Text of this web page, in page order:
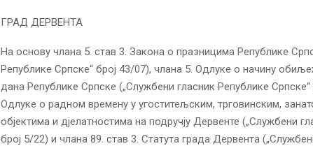
ГРАД ДЕРВЕНТА
На основу члана 5. став 3. Закона о празницима Републике
Републике Српске“ број 43/07), члана 5. Одлуке о начину
дана Републике Српске („Службени гласник Републике Српске“
Одлуке о радном времену у угоститељским, трговинским,
објектима и дјелатностима на подручју Дервенте („Службени
број 5/22) и члана 89. став 3. Статута града Дервента